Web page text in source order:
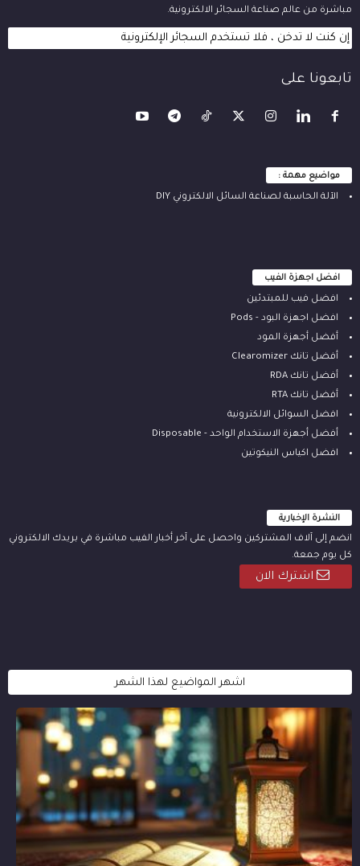
مباشرة من عالم صناعة السجائر الالكترونية.
إن كنت لا تدخن ، فلا تستخدم السجائر الإلكترونية
تابعونا على
مواضيع مهمة :
الآلة ‫الحاسبة لصناعة السائل الالكتروني‬ DIY
افضل اجهزة الفيب
افضل فيب للمبتدئين
افضل اجهزة البود - Pods
أفضل أجهزة المود
أفضل تانك Clearomizer
أفضل تانك RDA
أفضل تانك RTA
افضل السوائل الالكترونية
أفضل أجهزة الاستخدام الواحد - Disposable
افضل اكياس النيكوتين
النشرة الإخبارية
انضم إلى آلاف المشتركين واحصل على آخر أخبار الفيب مباشرة في بريدك الالكتروني
كل يوم جمعة.
اشترك الان
اشهر المواضيع لهذا الشهر